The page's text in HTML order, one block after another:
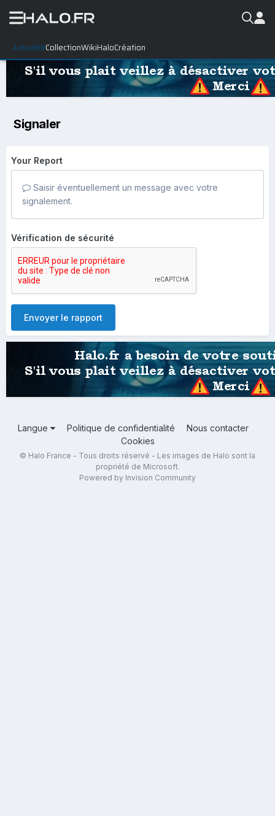
ActualitéCollectionWikiHaloCréation
Signaler
Your Report
Saisir éventuellement un message avec votre
signalement.
Vérification de sécurité
Envoyer le rapport
Langue Politique de confidentialité
Nous contacter
Cookies
© Halo France - Tous droits réservé - Les images de Halo sont la
propriété de Microsoft.
Powered by Invision Community